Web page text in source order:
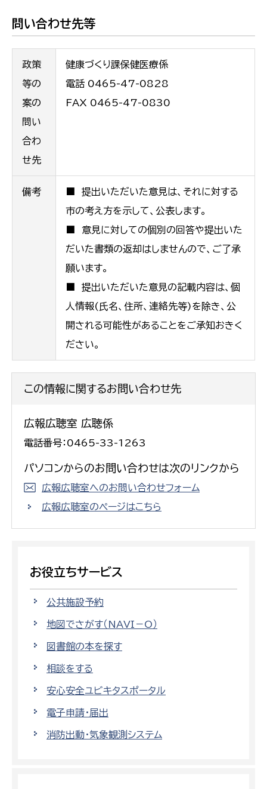
問い合わせ先等
政策
等の
案の
問い
合わ
せ先
健康づくり課保健医療係
電話 0465-47-0828
FAX 0465-47-0830
備考
■ 提出いただいた意見は、それに対する
市の考え方を示して、公表します。
■ 意見に対しての個別の回答や提出いた
だいた書類の返却はしませんので、ご了承
願います。
■ 提出いただいた意見の記載内容は、個
人情報(氏名、住所、連絡先等)を除き、公
開される可能性があることをご承知おきく
ださい。
この情報に関するお問い合わせ先
広報広聴室 広聴係
電話番号：0465-33-1263
パソコンからのお問い合わせは次のリンクから
広報広聴室へのお問い合わせフォーム
広報広聴室のページはこちら
お役立ちサービス
公共施設予約
地図でさがす（NAVI－O）
図書館の本を探す
相談をする
安心安全ユビキタスポータル
電子申請・届出
消防出動・気象観測システム